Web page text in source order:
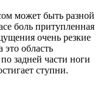
может быть разной
боль притупленная
очень резкие
область
задней части ноги
ступни.